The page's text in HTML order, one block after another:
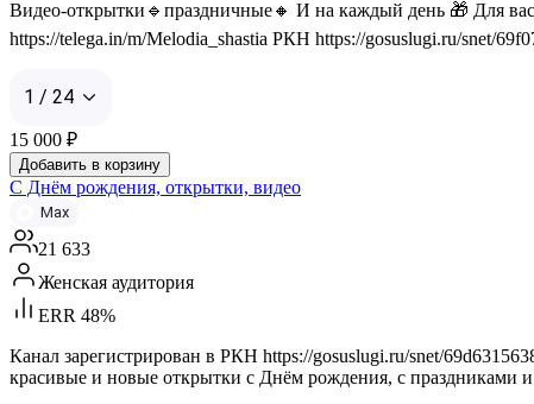
Видео-открытки🔹праздничные🔸 И на каждый день 🎁 Для
https://telega.in/m/Melodia_shastia РКН https://gosuslugi.ru/snet/
1 / 24
15 000 ₽
Добавить в корзину
С Днём рождения, открытки, видео
Max
21 633
Женская аудитория
ERR 48%
Канал зарегистрирован в РКН https://gosuslugi.ru/snet/
красивые и новые открытки с Днём рождения, с праздниками